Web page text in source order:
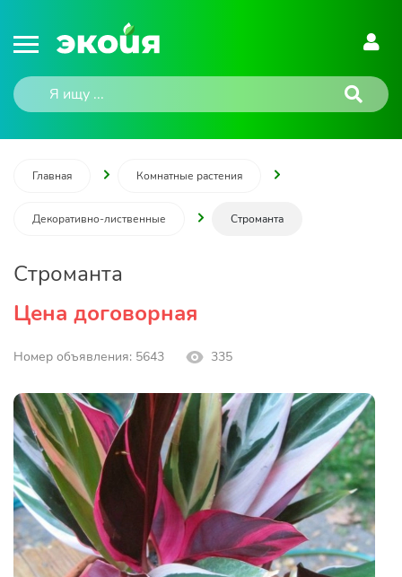
Главная Комнатные растения
Декоративно-лиственные Строманта
Строманта
Цена договорная
Номер объявления: 5643 335